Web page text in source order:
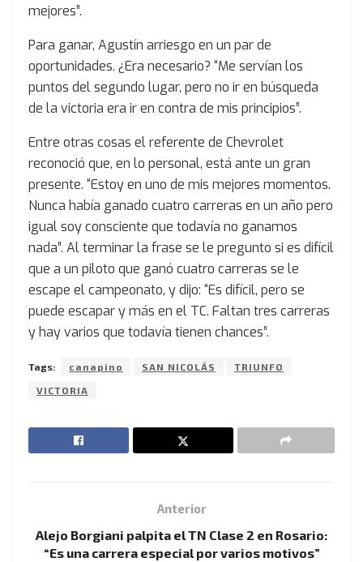
mejores”.
Para ganar, Agustín arriesgo en un par de
oportunidades. ¿Era necesario? “Me servían los
puntos del segundo lugar, pero no ir en búsqueda
de la victoria era ir en contra de mis principios”.
Entre otras cosas el referente de Chevrolet
reconoció que, en lo personal, está ante un gran
presente. “Estoy en uno de mis mejores momentos.
Nunca había ganado cuatro carreras en un año pero
igual soy consciente que todavía no ganamos
nada”. Al terminar la frase se le pregunto si es difícil
que a un piloto que ganó cuatro carreras se le
escape el campeonato, y dijo: “Es difícil, pero se
puede escapar y más en el TC. Faltan tres carreras
y hay varios que todavía tienen chances”.
Tags: canapino SAN NICOLÁS TRIUNFO
VICTORIA
Anterior
Alejo Borgiani palpita el TN Clase 2 en Rosario:
“Es una carrera especial por varios motivos”